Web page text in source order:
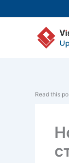
к
содержимому
Read this